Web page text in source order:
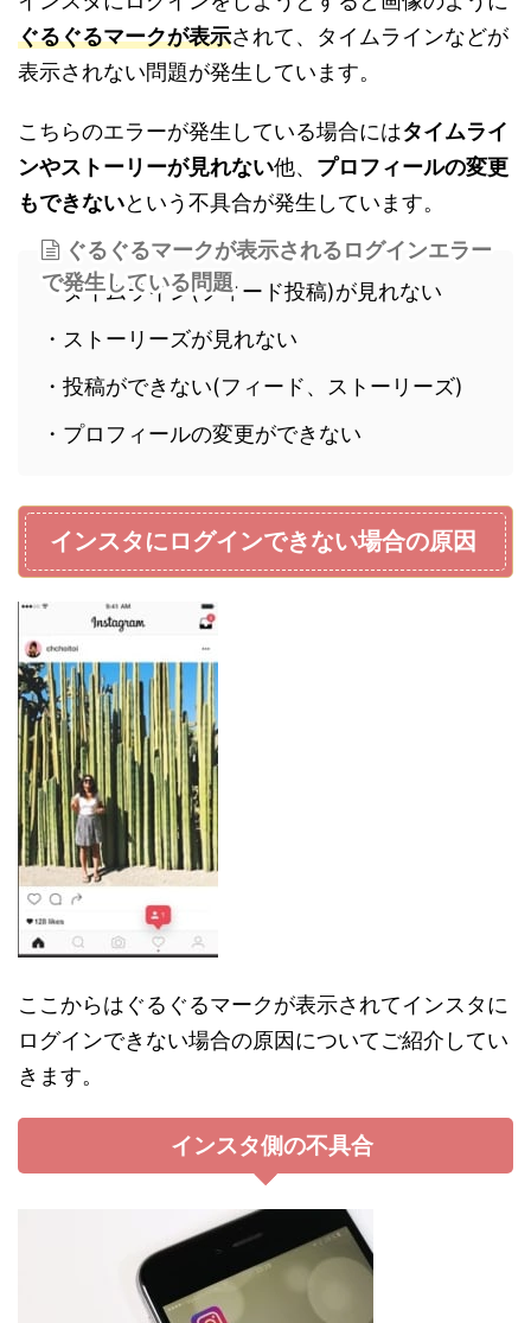
ぐるぐるマークが表示されて、タイムラインなどが
表示されない問題が発生しています。
こちらのエラーが発生している場合にはタイムライ
ンやストーリーが見れない他、 プロフィールの変更
もできないという不具合が発生しています。
ぐるぐるマークが表示されるログインエラー
で発生している問題
・タイムライン(フィード投稿)が見れない
・ストーリーズが見れない
・投稿ができない(フィード、ストーリーズ)
・プロフィールの変更ができない
インスタにログインできない場合の原因
ここからはぐるぐるマークが表示されてインスタに
ログインできない場合の原因についてご紹介してい
きます。
インスタ側の不具合